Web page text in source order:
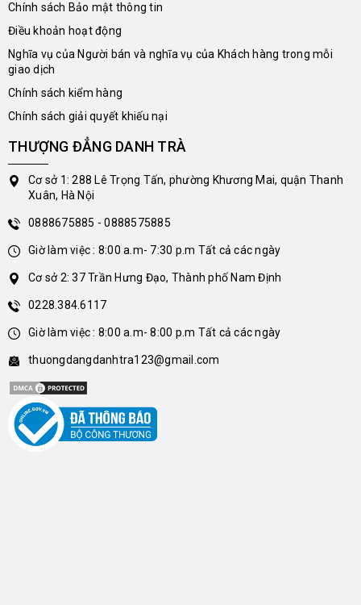
Chính sách Bảo mật thông tin
Điều khoản hoạt động
Nghĩa vụ của Người bán và nghĩa vụ của Khách hàng trong mỗi
giao dịch
Chính sách kiểm hàng
Chính sách giải quyết khiếu nại
THƯỢNG ĐẲNG DANH TRÀ
Cơ sở 1: 288 Lê Trọng Tấn, phường Khương Mai, quận Thanh
Xuân, Hà Nội
0888675885 - 0888575885
Giờ làm việc : 8:00 a.m- 7:30 p.m Tất cả các ngày
Cơ sở 2: 37 Trần Hưng Đạo, Thành phố Nam Định
0228.384.6117
Giờ làm việc : 8:00 a.m- 8:00 p.m Tất cả các ngày
thuongdangdanhtra123@gmail.com